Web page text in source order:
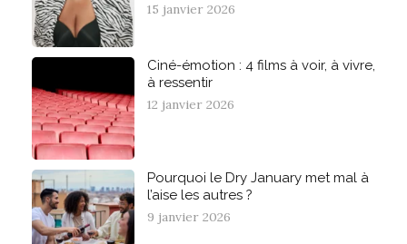
15 janvier 2026
Ciné-émotion : 4 films à voir, à vivre,
à ressentir
12 janvier 2026
Pourquoi le Dry January met mal à
l’aise les autres ?
9 janvier 2026